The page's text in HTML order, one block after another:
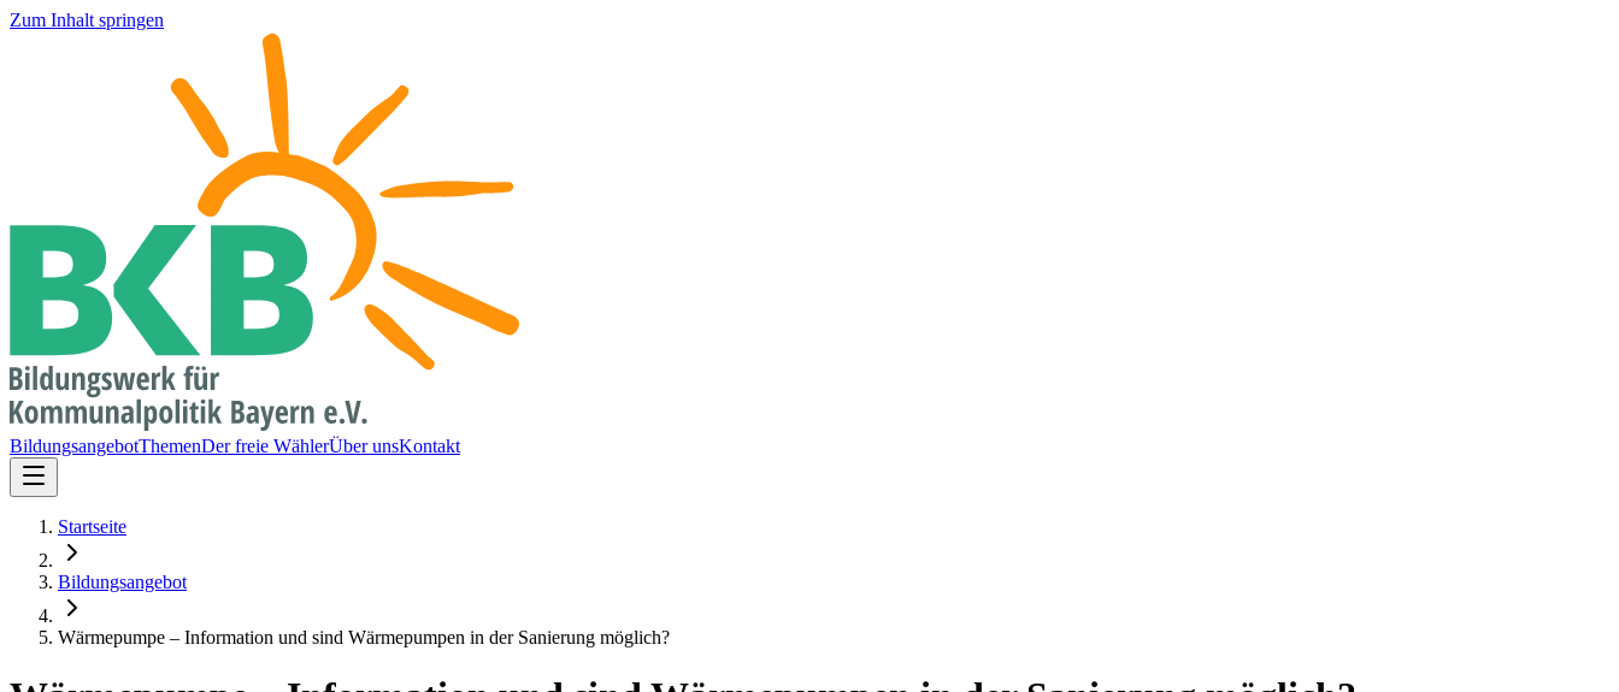
Zum Inhalt springen
BildungsangebotThemenDer freie WählerÜber unsKontakt
Startseite
Bildungsangebot
Wärmepumpe – Information und sind Wärmepumpen in der Sanierung möglich?